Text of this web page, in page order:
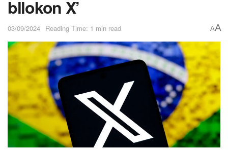
bllokon X’
03/09/2024 Reading Time: 1 min read AA